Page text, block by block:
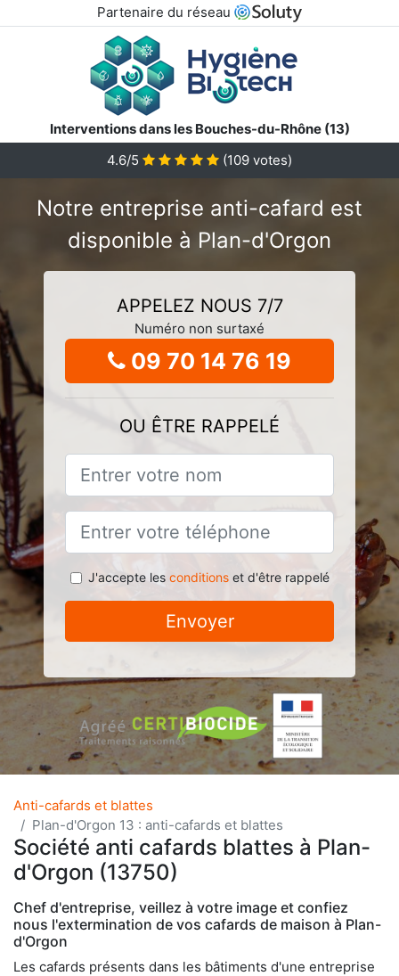
Partenaire du réseau
Interventions dans les Bouches-du-Rhône (13)
4.6/5
(109 votes)
Notre entreprise anti-cafard est
disponible à Plan-d'Orgon
APPELEZ NOUS 7/7
Numéro non surtaxé
09 70 14 76 19
OU ÊTRE RAPPELÉ
J'accepte les conditionset d'être rappelé
Envoyer
Anti-cafards et blattes
Plan-d'Orgon 13 : anti-cafards et blattes
Société anti cafards blattes à Plan-
d'Orgon (13750)
Chef d'entreprise, veillez à votre image et confiez
nous l'extermination de vos cafards de maison à Plan-
d'Orgon
Les cafards présents dans les bâtiments d'une entreprise